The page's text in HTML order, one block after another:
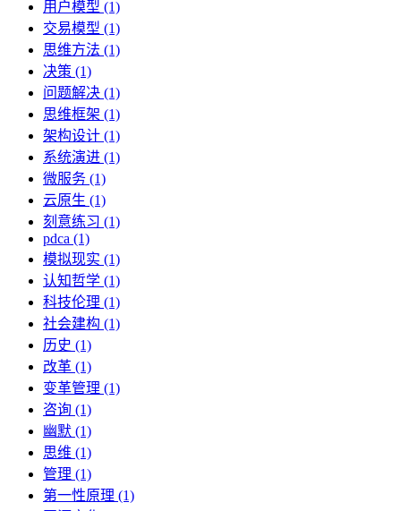
用户模型 (1)
交易模型 (1)
思维方法 (1)
决策 (1)
问题解决 (1)
思维框架 (1)
架构设计 (1)
系统演进 (1)
微服务 (1)
云原生 (1)
刻意练习 (1)
pdca (1)
模拟现实 (1)
认知哲学 (1)
科技伦理 (1)
社会建构 (1)
历史 (1)
改革 (1)
变革管理 (1)
咨询 (1)
幽默 (1)
思维 (1)
管理 (1)
第一性原理 (1)